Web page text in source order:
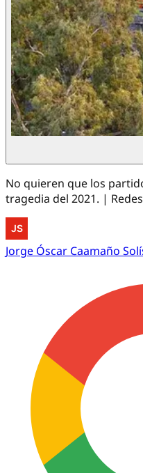
No quieren que los
tragedia del 2021. |
Jorge Óscar Caamaño